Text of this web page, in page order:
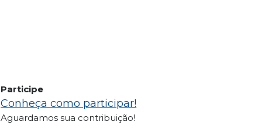
Participe
Conheça como participar!
Aguardamos sua contribuição!